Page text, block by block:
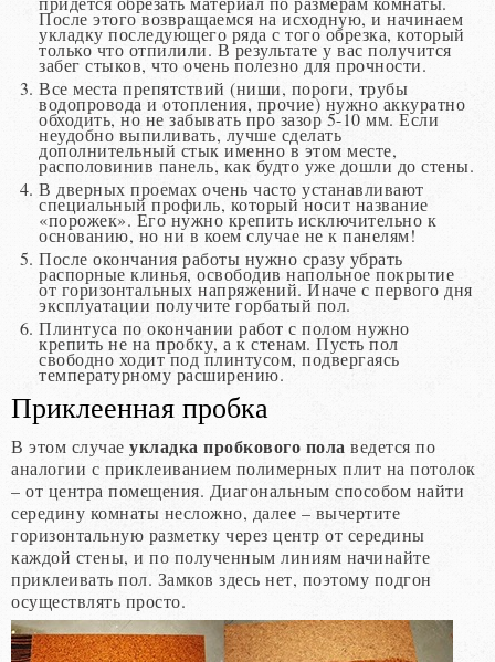
После этого возвращаемся на исходную, и начинаем
укладку последующего ряда с того обрезка, который
только что отпилили. В результате у вас получится
забег стыков, что очень полезно для прочности.
Все места препятствий (ниши, пороги, трубы
водопровода и отопления, прочие) нужно аккуратно
обходить, но не забывать про зазор 5-10 мм. Если
неудобно выпиливать, лучше сделать
дополнительный стык именно в этом месте,
располовинив панель, как будто уже дошли до стены.
В дверных проемах очень часто устанавливают
специальный профиль, который носит название
«порожек». Его нужно крепить исключительно к
основанию, но ни в коем случае не к панелям!
После окончания работы нужно сразу убрать
распорные клинья, освободив напольное покрытие
от горизонтальных напряжений. Иначе с первого дня
эксплуатации получите горбатый пол.
Плинтуса по окончании работ с полом нужно
крепить не на пробку, а к стенам. Пусть пол
свободно ходит под плинтусом, подвергаясь
температурному расширению.
Приклеенная пробка
В этом случае укладка пробкового пола ведется по
аналогии с приклеиванием полимерных плит на потолок
– от центра помещения. Диагональным способом найти
середину комнаты несложно, далее – вычертите
горизонтальную разметку через центр от середины
каждой стены, и по полученным линиям начинайте
приклеивать пол. Замков здесь нет, поэтому подгон
осуществлять просто.